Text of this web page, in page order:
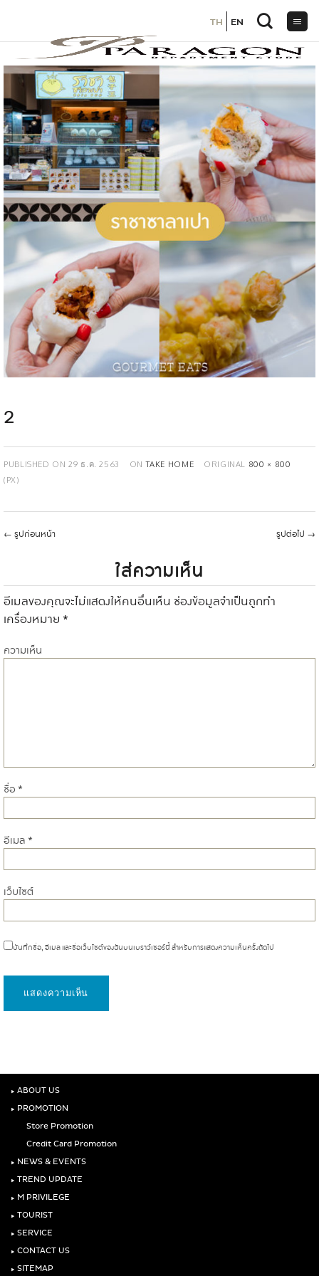
2
PUBLISHED ON 29 ธ.ค. 2563 ONTAKE HOME ORIGINAL 800 × 800
(PX)
← รูปก่อนหน้า รูปต่อไป →
ใส่ความเห็น
อีเมลของคุณจะไม่แสดงให้คนอื่นเห็น ช่องข้อมูลจำเป็นถูกทำ
เครื่องหมาย *
ความเห็น
ชื่อ *
อีเมล *
เว็บไซต์
บันทึกชื่อ, อีเมล และชื่อเว็บไซต์ของฉันบนเบราว์เซอร์นี้ สำหรับการแสดงความเห็นครั้งถัดไป
‣ ABOUT US
‣ PROMOTION
Store Promotion
Credit Card Promotion
‣ NEWS & EVENTS
‣ TREND UPDATE
‣ M PRIVILEGE
‣ TOURIST
‣ SERVICE
‣ CONTACT US
‣ SITEMAP
TH EN
TH EN